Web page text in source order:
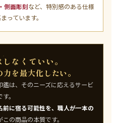
側面彫刻など、特別感のある仕様
っています。
なくていい。
力を最大化したい。
は、そのニーズに応えるサービ
。
前に宿る可能性を、職人が一本の
この商品の本質です。